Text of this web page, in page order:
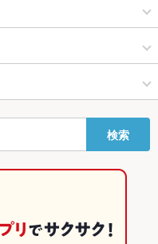
お車を運転される方のご飲酒は
可能です♪
料理
坦々麺
メランキング
検索